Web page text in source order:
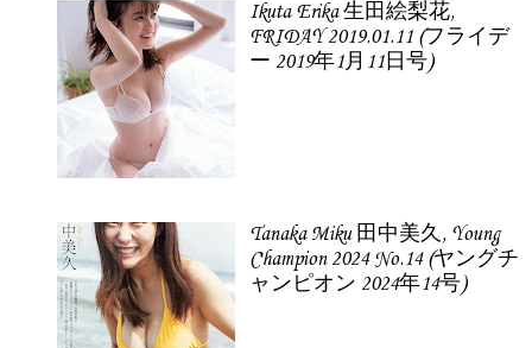
Ikuta Erika 生田絵梨花,
FRIDAY 2019.01.11 (フライデ
ー 2019年1月11日号)
Tanaka Miku 田中美久, Young
Champion 2024 No.14 (ヤングチ
ャンピオン 2024年14号)